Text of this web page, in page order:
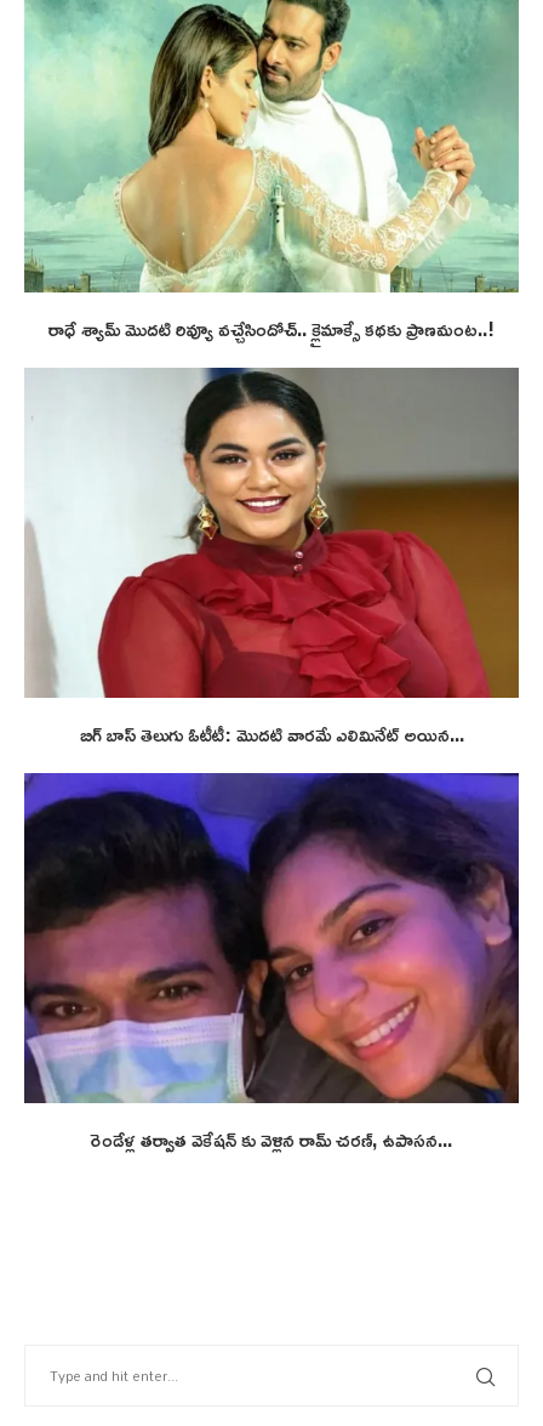
రాధే శ్యామ్ మొదటి రివ్యూ వచ్చేసిందోచ్.. క్లైమాక్సే కథకు ప్రాణమంట..!
బిగ్ బాస్ తెలుగు ఓటీటీ: మొదటి వారమే ఎలిమినేట్ అయిన...
రెండేళ్ల తర్వాత వెకేషన్ కు వెళ్లిన రామ్ చరణ్, ఉపాసన...